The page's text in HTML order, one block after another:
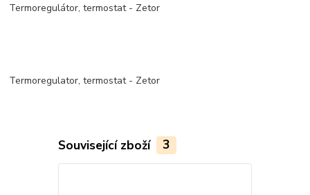
Termoregulátor, termostat - Zetor
Termoregulator, termostat - Zetor
Související zboží 3